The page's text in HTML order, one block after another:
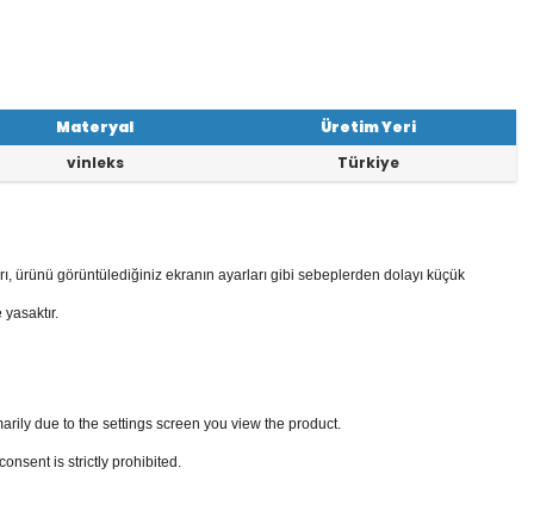
Materyal
Üretim Yeri
vinleks Türkiye
ürünü görüntülediğiniz ekranın ayarları gibi sebeplerden dolayı küçük
due to the settings screen you view the product.
is strictly prohibited.